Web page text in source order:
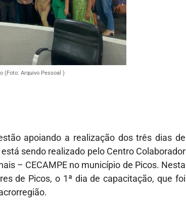
(Foto: Arquivo Pessoal )
apoiando a realização dos três dias de
sendo realizado pelo Centro Colaborador
– CECAMPE no município de Picos. Nesta
de Picos, o 1ª dia de capacitação, que foi